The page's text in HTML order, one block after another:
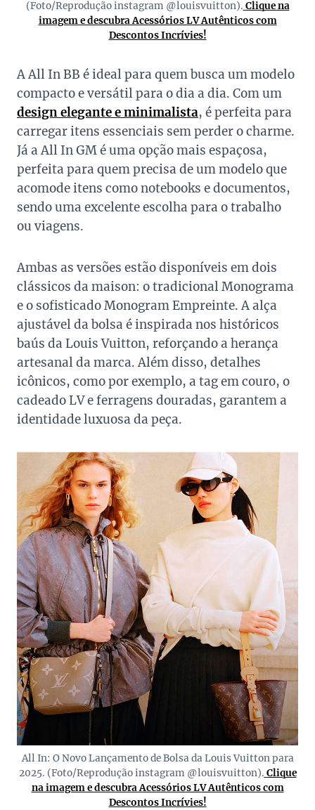
(Foto/Reprodução instagram @louisvuitton). Clique na
imagem e descubra Acessórios LV Autênticos com
Descontos Incrívies!
A All In BB é ideal para quem busca um modelo
compacto e versátil para o dia a dia. Com um
design elegante e minimalista, é perfeita para
carregar itens essenciais sem perder o charme.
Já a All In GM é uma opção mais espaçosa,
perfeita para quem precisa de um modelo que
acomode itens como notebooks e documentos,
sendo uma excelente escolha para o trabalho
ou viagens.
Ambas as versões estão disponíveis em dois
clássicos da maison: o tradicional Monograma
e o sofisticado Monogram Empreinte. A alça
ajustável da bolsa é inspirada nos históricos
baús da Louis Vuitton, reforçando a herança
artesanal da marca. Além disso, detalhes
icônicos, como por exemplo, a tag em couro, o
cadeado LV e ferragens douradas, garantem a
identidade luxuosa da peça.
All In: O Novo Lançamento de Bolsa da Louis Vuitton para
2025. (Foto/Reprodução instagram @louisvuitton). Clique
na imagem e descubra Acessórios LV Autênticos com
Descontos Incrívies!